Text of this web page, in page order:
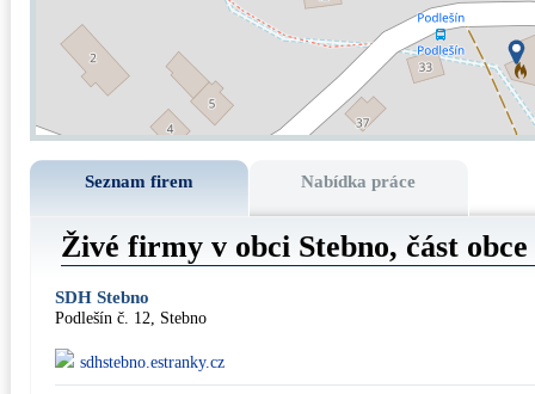
Seznam firem Nabídka práce
Živé firmy v obci Stebno, část obce
SDH Stebno
Podlešín č. 12, Stebno
sdhstebno.estranky.cz